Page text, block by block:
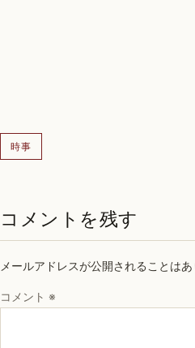
時事
コメントを残す
メールアドレスが公開されることはあ
コメント ※